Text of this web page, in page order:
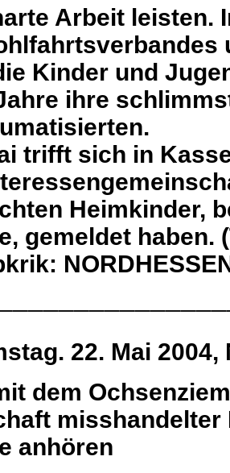
Arbeit leisten.
Kinder und
ihre
trifft sich in
Heimkinder,
gemeldet haben.
22. Mai
dem
anhören